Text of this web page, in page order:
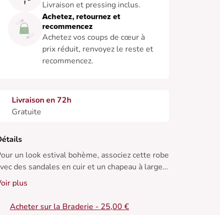
Livraison et pressing inclus.
Achetez, retournez et
recommencez
Achetez vos coups de cœur à
prix réduit, renvoyez le reste et
recommencez.
Livraison en 72h
Gratuite
un look estival bohème, associez cette robe
des sandales en cuir et un chapeau à large
• Robe en coton
plus
Acheter sur la Braderie - 25,00 €